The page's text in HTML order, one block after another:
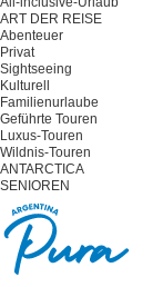
ART DER REISE
Abenteuer
Privat
Sightseeing
Kulturell
Familienurlaube
Geführte Touren
Luxus-Touren
Wildnis-Touren
ANTARCTICA
SENIOREN